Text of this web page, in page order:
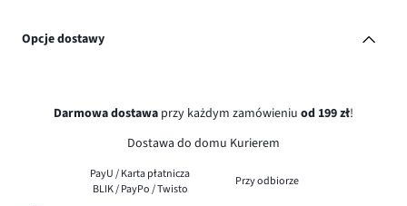
Opcje dostawy
Darmowa dostawa przy każdym zamówieniu od 199 zł!
Dostawa do domu Kurierem
PayU / Karta płatnicza
BLIK / PayPo / Twisto
Przy odbiorze